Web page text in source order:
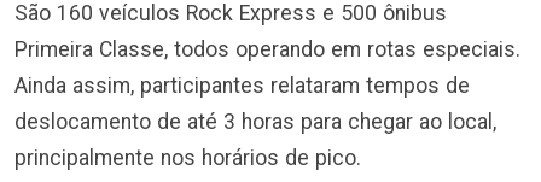
São 160 veículos Rock Express e 500 ônibus
Primeira Classe, todos operando em rotas especiais.
Ainda assim, participantes relataram tempos de
deslocamento de até 3 horas para chegar ao local,
principalmente nos horários de pico.